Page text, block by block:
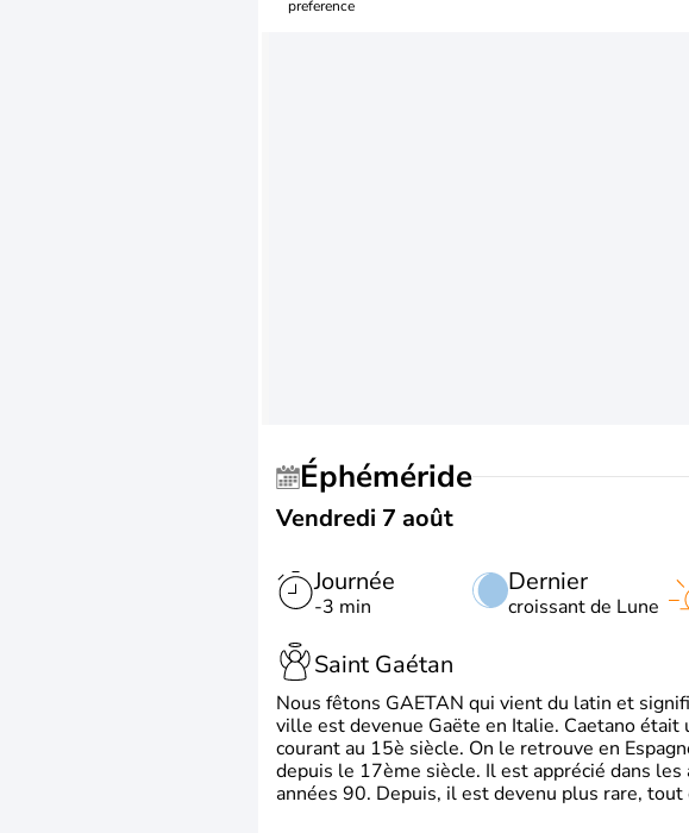
Éphéméride
Vendredi 7 août
Journée
-3 min
Dernier
croissant de Lune
Saint Gaétan
Nous fêtons GAETAN qui vient du latin et
ville est devenue Gaëte en Italie. Caetano
courant au 15è siècle. On le retrouve en
depuis le 17ème siècle. Il est apprécié dans
années 90. Depuis, il est devenu plus rare,